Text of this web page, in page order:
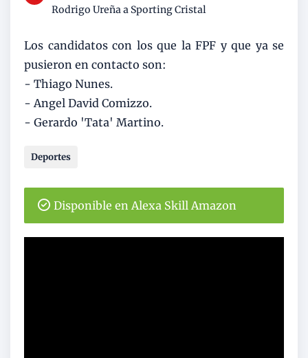
Rodrigo Ureña a Sporting Cristal
Los candidatos con los que la FPF y que ya se
pusieron en contacto son:
- Thiago Nunes.
- Angel David Comizzo.
- Gerardo 'Tata' Martino.
Deportes
Disponible en Alexa Skill Amazon